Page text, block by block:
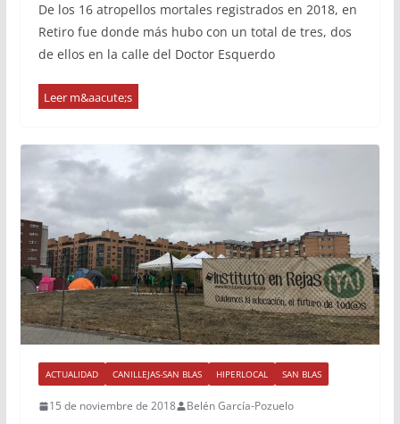
De los 16 atropellos mortales registrados en 2018, en
Retiro fue donde más hubo con un total de tres, dos
de ellos en la calle del Doctor Esquerdo
ACTUALIDAD CANILLEJAS-SAN BLAS HIPERLOCAL SAN BLAS
15 de noviembre de 2018 Belén García-Pozuelo